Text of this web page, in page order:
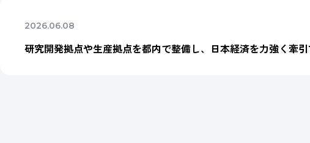
2026.06.08
研究開発拠点や生産拠点を都内で整備し、日本経済を力強く牽